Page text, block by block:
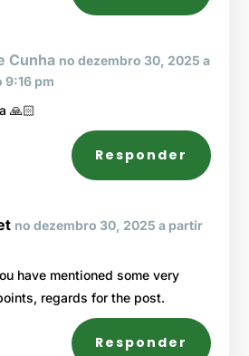
Cunha no dezembro 30, 2025 a
9:16 pm
🙏🏻
Responder
no dezembro 30, 2025 a partir
have mentioned some very
regards for the post.
Responder